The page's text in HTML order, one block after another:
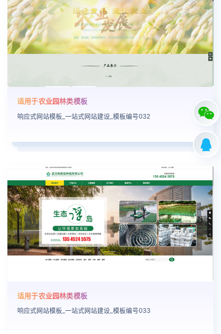
适用于农业园林类模板
响应式网站模板_一站式网站建设_模板编号032
适用于农业园林类模板
响应式网站模板_一站式网站建设_模板编号033